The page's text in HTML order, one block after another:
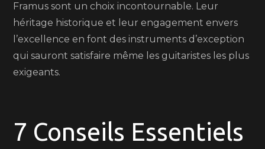
Framus sont un choix incontournable. Leur
héritage historique et leur engagement envers
l’excellence en font des instruments d’exception
qui sauront satisfaire même les guitaristes les plus
exigeants.
7 Conseils Essentiels